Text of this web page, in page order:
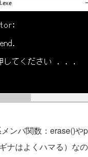
ンバ関数：erase()や
はよくハマる）なの